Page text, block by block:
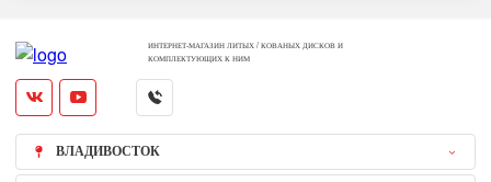
ИНТЕРНЕТ-МАГАЗИН ЛИТЫХ / КОВАНЫХ ДИСКОВ И
КОМПЛЕКТУЮЩИХ К НИМ
ВЛАДИВОСТОК